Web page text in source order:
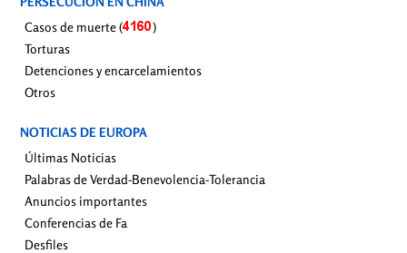
Casos de muerte (
)
Torturas
Detenciones y encarcelamientos
Otros
NOTICIAS DE EUROPA
Últimas Noticias
Palabras de Verdad-Benevolencia-Tolerancia
Anuncios importantes
Conferencias de Fa
Desfiles